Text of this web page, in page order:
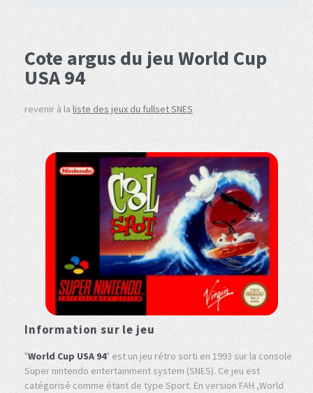
Cote argus du jeu World Cup
USA 94
revenir à la liste des jeux du fullset SNES
Information sur le jeu
"World Cup USA 94" est un jeu rétro sorti en 1993 sur la console
Super nintendo entertainment system (SNES). Ce jeu est
catégorisé comme étant de type Sport. En version FAH ,World